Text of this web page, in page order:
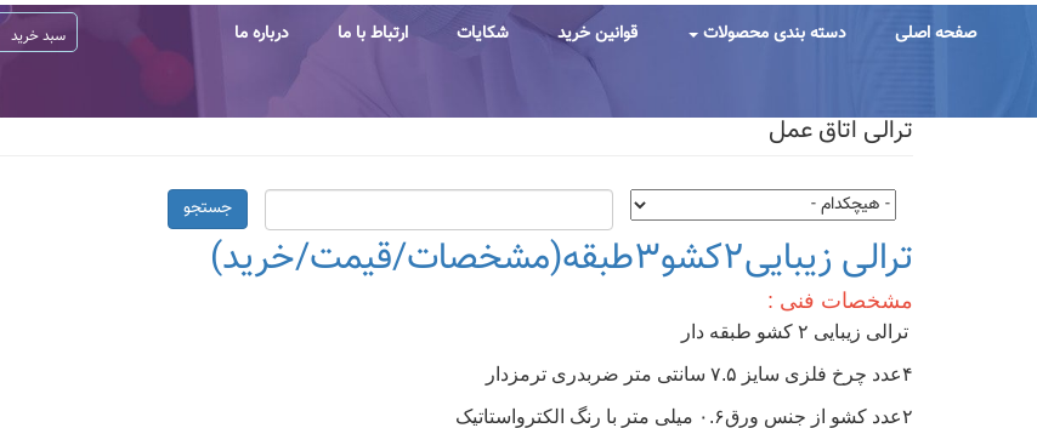
رفتن
صفحه اصلی دسته بندی محصولات قوانین خرید شکایات ارتباط با ما درباره ما
ترالی اتاق عمل
جستجو
ترالی زیبایی۲کشو۳طبقه(مشخصات/قیمت/خرید)
مشخصات فنی :
ترالی زیبایی ۲ کشو طبقه دار
۴عدد چرخ فلزی سایز ۷.۵ سانتی متر ضربدری ترمزدار
۲عدد کشو از جنس ورق۰.۶ میلی متر با رنگ الکترواستاتیک